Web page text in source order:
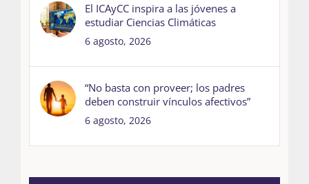
El ICAyCC inspira a las jóvenes a
estudiar Ciencias Climáticas
6 agosto, 2026
“No basta con proveer; los padres
deben construir vínculos afectivos”
6 agosto, 2026